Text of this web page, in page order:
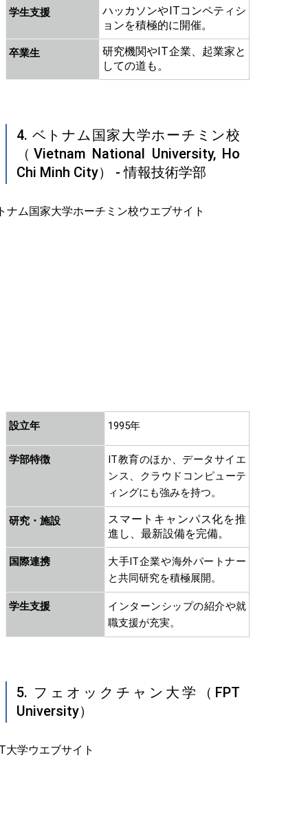
学生支援
ハッカソンやITコンペティシ
ョンを積極的に開催。
卒業生
研究機関やIT企業、起業家と
しての道も。
4. ベトナム国家大学ホーチミン校
（Vietnam National University, Ho
Chi Minh City） - 情報技術学部
設立年 1995年
学部特徴
IT教育のほか、データサイエ
ンス、クラウドコンピューテ
ィングにも強みを持つ。
研究・施設
スマートキャンパス化を推
進し、最新設備を完備。
国際連携
大手IT企業や海外パートナー
と共同研究を積極展開。
学生支援
インターンシップの紹介や就
職支援が充実。
5. フェオックチャン大学（FPT
University）